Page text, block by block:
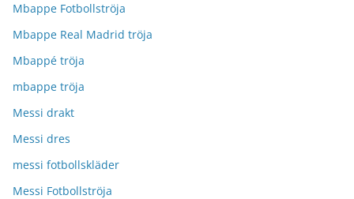
Mbappe Fotbollströja
Mbappe Real Madrid tröja
Mbappé tröja
mbappe tröja
Messi drakt
Messi dres
messi fotbollskläder
Messi Fotbollströja